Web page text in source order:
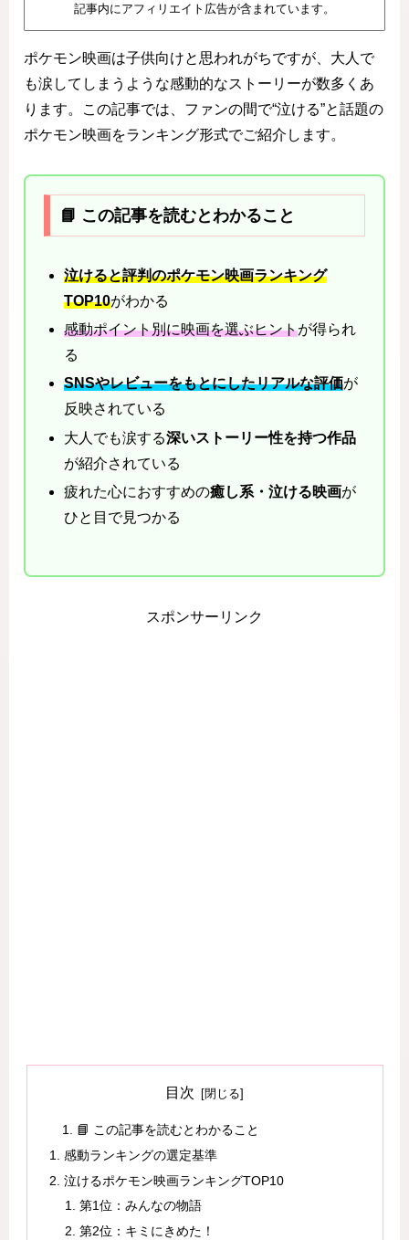
記事内にアフィリエイト広告が含まれています。
ポケモン映画は子供向けと思われがちですが、大人で
も涙してしまうような感動的なストーリーが数多くあ
ります。この記事では、ファンの間で“泣ける”と話題の
ポケモン映画をランキング形式でご紹介します。
📘 この記事を読むとわかること
泣けると評判のポケモン映画ランキング
TOP10がわかる
感動ポイント別に映画を選ぶヒントが得られ
る
SNSやレビューをもとにしたリアルな評価が
反映されている
大人でも涙する深いストーリー性を持つ作品
が紹介されている
疲れた心におすすめの癒し系・泣ける映画が
ひと目で見つかる
スポンサーリンク
目次
📘 この記事を読むとわかること
感動ランキングの選定基準
泣けるポケモン映画ランキングTOP10
第1位：みんなの物語
第2位：キミにきめた！